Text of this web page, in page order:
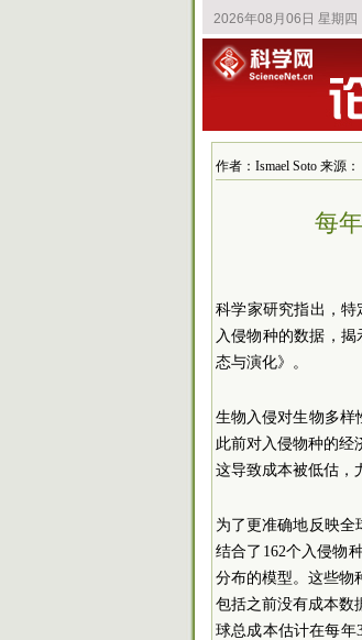
作者：Ismael Soto 来源
每
科学家研究指出，特
入侵物种的数据，
态与演化》。
生物入侵对生物多样
此前对入侵物种的
这导致成本被低估，
为了更准确地反映全
结合了162个入侵物
分布的模型。这些物
包括之前没有成本
球总成本估计在每